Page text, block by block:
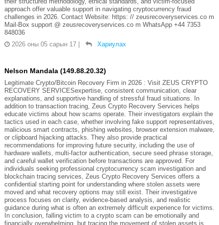
approach offer valuable support in navigating cryptocurrency fraud
challenges in 2026. Contact Website: https: // zeusrecoveryservices.co m
Mail-Box support @ zeusrecoveryservices.co m WhatsApp +44 7353
848036
2026 оны 05 сарын 17 | Хариулах
Nelson Mandala (149.88.20.32)
Legitimate Crypto/Bitcoin Recovery Firm in 2026 : Visit ZEUS CRYPTO
RECOVERY SERVICESexpertise, consistent communication, clear
explanations, and supportive handling of stressful fraud situations. In
addition to transaction tracing, Zeus Crypto Recovery Services helps
educate victims about how scams operate. Their investigators explain the
tactics used in each case, whether involving fake support representatives,
malicious smart contracts, phishing websites, browser extension malware,
or clipboard hijacking attacks. They also provide practical
recommendations for improving future security, including the use of
hardware wallets, multi-factor authentication, secure seed phrase storage,
and careful wallet verification before transactions are approved. For
individuals seeking professional cryptocurrency scam investigation and
blockchain tracing services, Zeus Crypto Recovery Services offers a
confidential starting point for understanding where stolen assets were
moved and what recovery options may still exist. Their investigative
process focuses on clarity, evidence-based analysis, and realistic
guidance during what is often an extremely difficult experience for victims.
In conclusion, falling victim to a crypto scam can be emotionally and
financially overwhelming, but tracing the movement of stolen assets is